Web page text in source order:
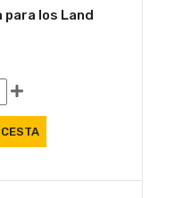
para los Land